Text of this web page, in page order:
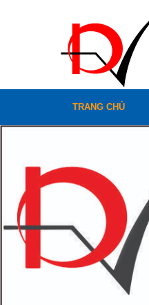
TRANG CHỦ